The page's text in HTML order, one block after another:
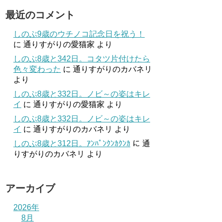
最近のコメント
しのぶ9歳のウチノコ記念日を祝う！
に 通りすがりの愛猫家 より
しのぶ8歳と342日。コタツ片付けたら
色々変わった に 通りすがりのカバネリ
より
しのぶ8歳と332日。ノビ～の姿はキレ
イ に 通りすがりの愛猫家 より
しのぶ8歳と332日。ノビ～の姿はキレ
イ に 通りすがりのカバネリ より
しのぶ8歳と312日。ｱﾝﾊﾟﾝｸﾝｶｸﾝｶ に 通
りすがりのカバネリ より
アーカイブ
2026年
8月